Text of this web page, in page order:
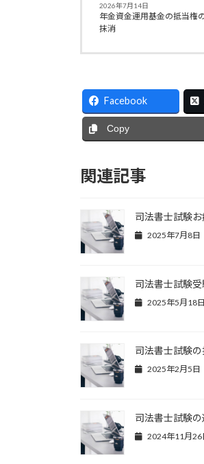
2026年7月14日
年金資金運用基金の抵当権
抹消
Facebook
Copy
関連記事
司法書士試験
2025年7月8日
司法書士試験
2025年5月18日
司法書士試験
2025年2月5日
司法書士試験の
2024年11月26